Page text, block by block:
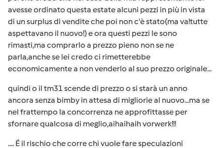
avesse ordinato questa estate alcuni pezzi in più in vista
di un surplus di vendite che poi non c'è stato(ma va!tutte
aspettavano il nuovo!) e ora questi pezzi le sono
rimasti,ma comprarlo a prezzo pieno non se ne
parla,anche se lei credo ci rimetterebbe
economicamente a non venderlo al suo prezzo originale...
quindi o il tm31 scende di prezzo o si starà un anno
ancora senza bimby in attesa di migliorie al nuovo...ma se
nel frattempo la concorrenza ne approfittasse per
sfornare qualcosa di meglio,aihaihaih vorwerk!!!
.... É il rischio che corre chi vuole fare speculazioni